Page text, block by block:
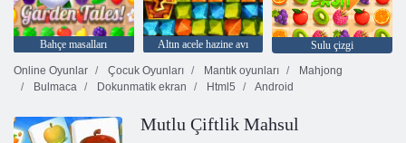
Bahçe masalları Altın acele hazine avı
Sulu çizgi
Online Oyunlar
Çocuk Oyunları Mantık oyunları
Mahjong
Bulmaca
Dokunmatik ekran Html5 Android
Mutlu Çiftlik Mahsul